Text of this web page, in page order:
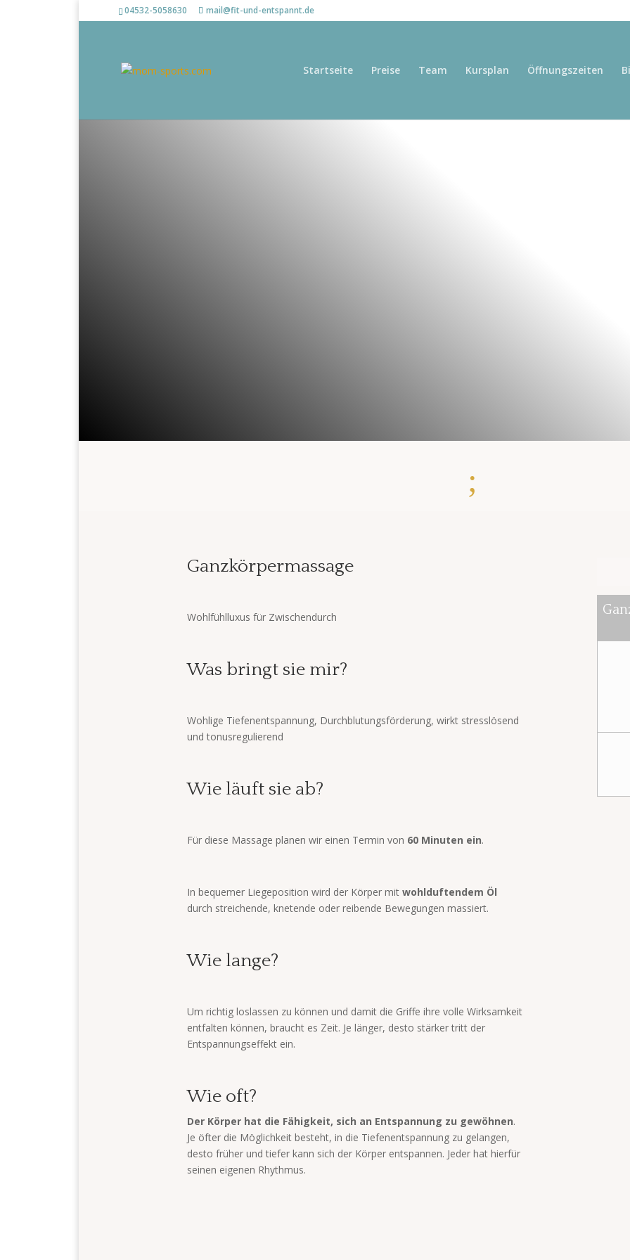
04532-5058630 mail@fit-und-entspannt.de
Startseite Preise Team Kursplan Öffnungszeiten
;
Ganzkörpermassage
Wohlfühlluxus für Zwischendurch
Was bringt sie mir?
Wohlige Tiefenentspannung, Durchblutungsförderung, wirkt stresslösend
und tonusregulierend
Wie läuft sie ab?
Für diese Massage planen wir einen Termin von 60 Minuten ein.
In bequemer Liegeposition wird der Körper mit wohlduftendem Öl
durch streichende, knetende oder reibende Bewegungen massiert.
Wie lange?
Um richtig loslassen zu können und damit die Griffe ihre volle Wirksamkeit
entfalten können, braucht es Zeit. Je länger, desto stärker tritt der
Entspannungseffekt ein.
Wie oft?
Der Körper hat die Fähigkeit, sich an Entspannung zu gewöhnen.
Je öfter die Möglichkeit besteht, in die Tiefenentspannung zu gelangen,
desto früher und tiefer kann sich der Körper entspannen. Jeder hat hierfür
seinen eigenen Rhythmus.